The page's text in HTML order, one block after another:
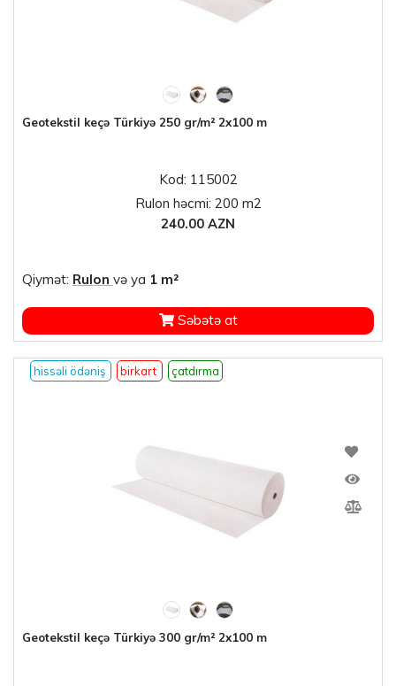
Geotekstil keçə Türkiyə 250 gr/m² 2x100 m
Kod: 115002
Rulon həcmi: 200 m2
240.00 AZN
Qiymət: Rulon və ya 1 m²
Səbətə at
hissəli ödəniş birkart çatdırma
Geotekstil keçə Türkiyə 300 gr/m² 2x100 m